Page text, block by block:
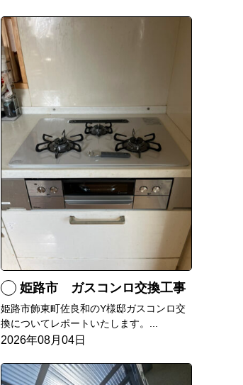
姫路市 ガスコンロ交換工事
姫路市飾東町佐良和のY様邸ガスコンロ交
換についてレポートいたします。...
2026年08月04日